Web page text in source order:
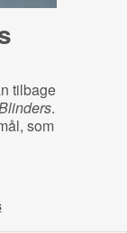
tilbage
.
som